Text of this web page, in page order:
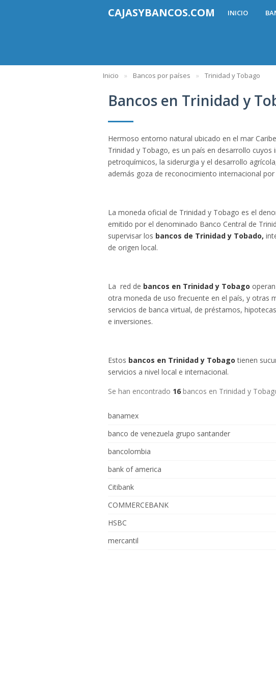
CAJASYBANCOS.COM INICIO
Inicio Bancos por países Trinidad y Tobago
Bancos en Trinidad y
Hermoso entorno natural ubicado en el mar
Trinidad y Tobago, es un país en desarrollo
petroquímicos, la siderurgia y el desarrollo
además goza de reconocimiento internacional
La moneda oficial de Trinidad y Tobago es el
emitido por el denominado Banco Central de
supervisar los bancos de Trinidad y Tobado,
de origen local.
La red de bancos en Trinidad y Tobago
otra moneda de uso frecuente en el país, y otras
servicios de banca virtual, de préstamos,
e inversiones.
Estos bancos en Trinidad y Tobagotienen
servicios a nivel local e internacional.
Se han encontrado 16 bancos en Trinidad y
banamex
banco de venezuela grupo santander
bancolombia
bank of america
Citibank
COMMERCEBANK
HSBC
mercantil